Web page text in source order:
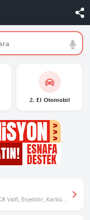
2. El Otomobil